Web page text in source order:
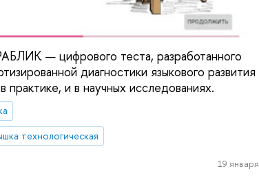
— цифрового теста, разработанного
диагностики языкового развития
практике, и в научных исследованиях.
технологическая
19 января